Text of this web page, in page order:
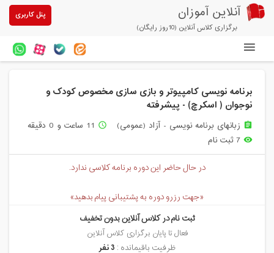
آنلاین آموزان
برگزاری کلاس آنلاین (10روز رایگان)
پنل کاربری
آزمون های آنلاین
مقالات آنلاین آموزان
پیشنهادهای ویژه
تخفیفهای مشارکتی
درباره ما
برنامه نویسی کامپیوتر و بازی سازی مخصوص کودک و
نوجوان ( اسکرچ) - پیشرفته
assignment زبانهای برنامه نویسی - آزاد (عمومی) access_time 11 ساعت و 0 دقیقه
remove_red_eye 7 ثبت نام
در حال حاضر این دوره برنامه کلاسی ندارد.
«جهت رزرو دوره به پشتیبانی پیام بدهید»
ثبت نام در کلاس آنلاین بدون تخفیف
فعال تا پایان برگزاری کلاس آنلاین
ظرفیت باقیمانده : 3 نفر